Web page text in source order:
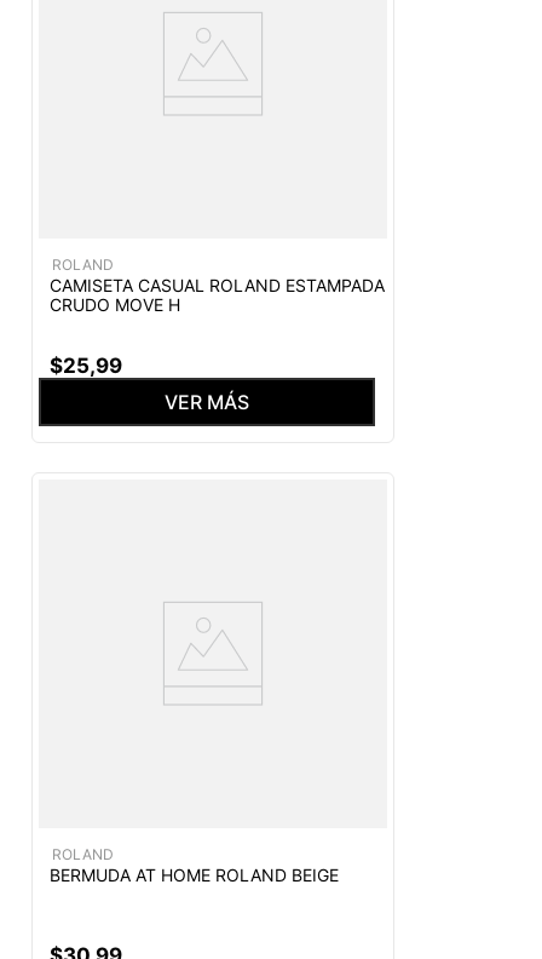
ROLAND
CAMISETA CASUAL ROLAND ESTAMPADA
CRUDO MOVE H
$25,99
VER MÁS
ROLAND
BERMUDA AT HOME ROLAND BEIGE